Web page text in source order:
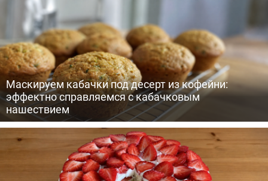
Маскируем кабачки под десерт из кофейни:
эффектно справляемся с кабачковым
нашествием